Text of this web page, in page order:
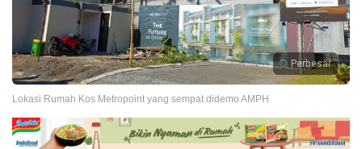
Perbesar
Lokasi Rumah Kos Metropoint yang sempat didemo AMPH